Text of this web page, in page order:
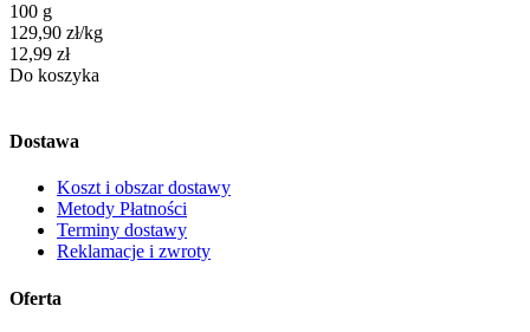
100 g
129,90 zł/kg
Cena
12,99 zł
Do koszyka
Dostawa
Koszt i obszar dostawy
Metody Płatności
Terminy dostawy
Reklamacje i zwroty
Oferta